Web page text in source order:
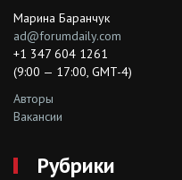
Марина Баранчук
ad@forumdaily.com
+1 347 604 1261
(9:00 — 17:00, GMT-4)
Авторы
Вакансии
Рубрики